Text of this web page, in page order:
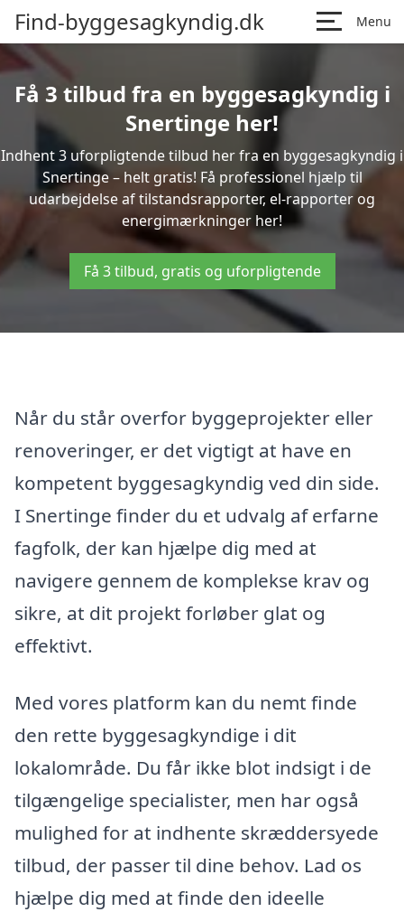
Find-byggesagkyndig.dk Menu
Få 3 tilbud fra en byggesagkyndig i
Snertinge her!
Indhent 3 uforpligtende tilbud her fra en byggesagkyndig i
Snertinge – helt gratis! Få professionel hjælp til
udarbejdelse af tilstandsrapporter, el-rapporter og
energimærkninger her!
Få 3 tilbud, gratis og uforpligtende
Når du står overfor byggeprojekter eller
renoveringer, er det vigtigt at have en
kompetent byggesagkyndig ved din side.
I Snertinge finder du et udvalg af erfarne
fagfolk, der kan hjælpe dig med at
navigere gennem de komplekse krav og
sikre, at dit projekt forløber glat og
effektivt.
Med vores platform kan du nemt finde
den rette byggesagkyndige i dit
lokalområde. Du får ikke blot indsigt i de
tilgængelige specialister, men har også
mulighed for at indhente skræddersyede
tilbud, der passer til dine behov. Lad os
hjælpe dig med at finde den ideelle